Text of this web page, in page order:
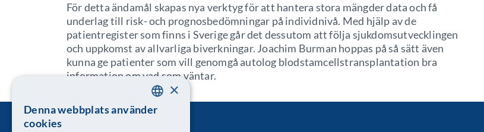
För detta ändamål skapas nya verktyg för att hantera stora mängder data och få
underlag till risk- och prognosbedömningar på individnivå. Med hjälp av de
patientregister som finns i Sverige går det dessutom att följa sjukdomsutvecklingen
och uppkomst av allvarliga biverkningar. Joachim Burman hoppas på så sätt även
kunna ge patienter som vill genomgå autolog blodstamcellstransplantation bra
information om vad som väntar.
SWEDISH
×
Denna webbplats använder
cookies